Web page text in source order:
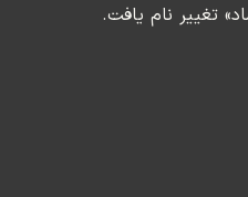
تغییر نام یافت.